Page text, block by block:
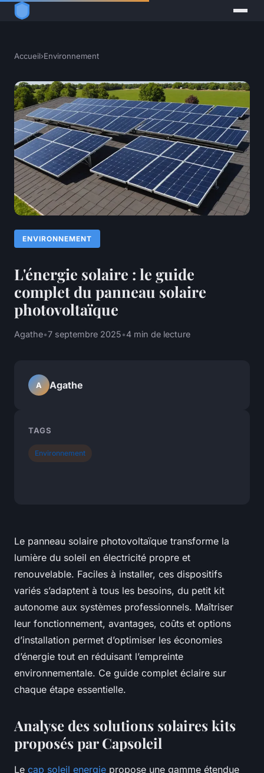
Accueil›Environnement
ENVIRONNEMENT
L'énergie solaire : le guide
complet du panneau solaire
photovoltaïque
Agathe•7 septembre 2025•4 min de lecture
Le panneau solaire photovoltaïque transforme la
lumière du soleil en électricité propre et
renouvelable. Faciles à installer, ces dispositifs
variés s’adaptent à tous les besoins, du petit kit
autonome aux systèmes professionnels. Maîtriser
leur fonctionnement, avantages, coûts et options
d’installation permet d’optimiser les économies
d’énergie tout en réduisant l’empreinte
environnementale. Ce guide complet éclaire sur
chaque étape essentielle.
Analyse des solutions solaires kits
proposés par Capsoleil
Le cap soleil energie propose une gamme étendue
A Agathe
TAGS
Environnement